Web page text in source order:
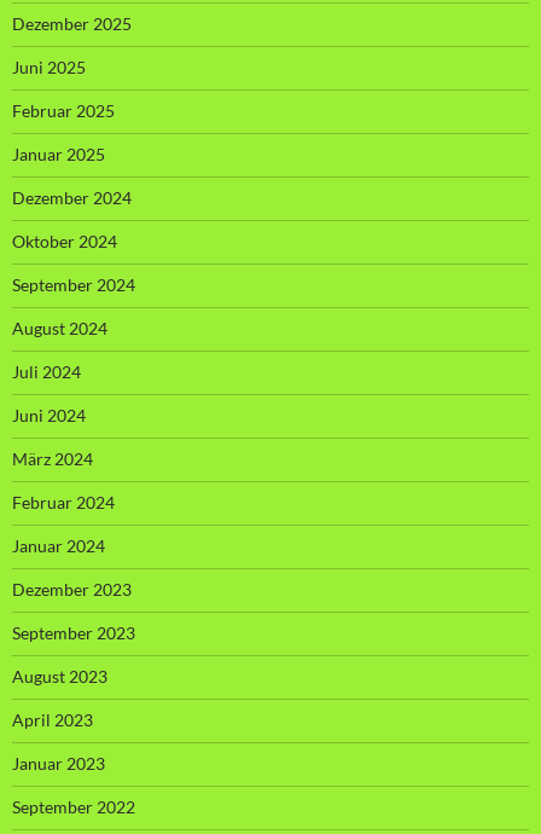
Dezember 2025
Juni 2025
Februar 2025
Januar 2025
Dezember 2024
Oktober 2024
September 2024
August 2024
Juli 2024
Juni 2024
März 2024
Februar 2024
Januar 2024
Dezember 2023
September 2023
August 2023
April 2023
Januar 2023
September 2022